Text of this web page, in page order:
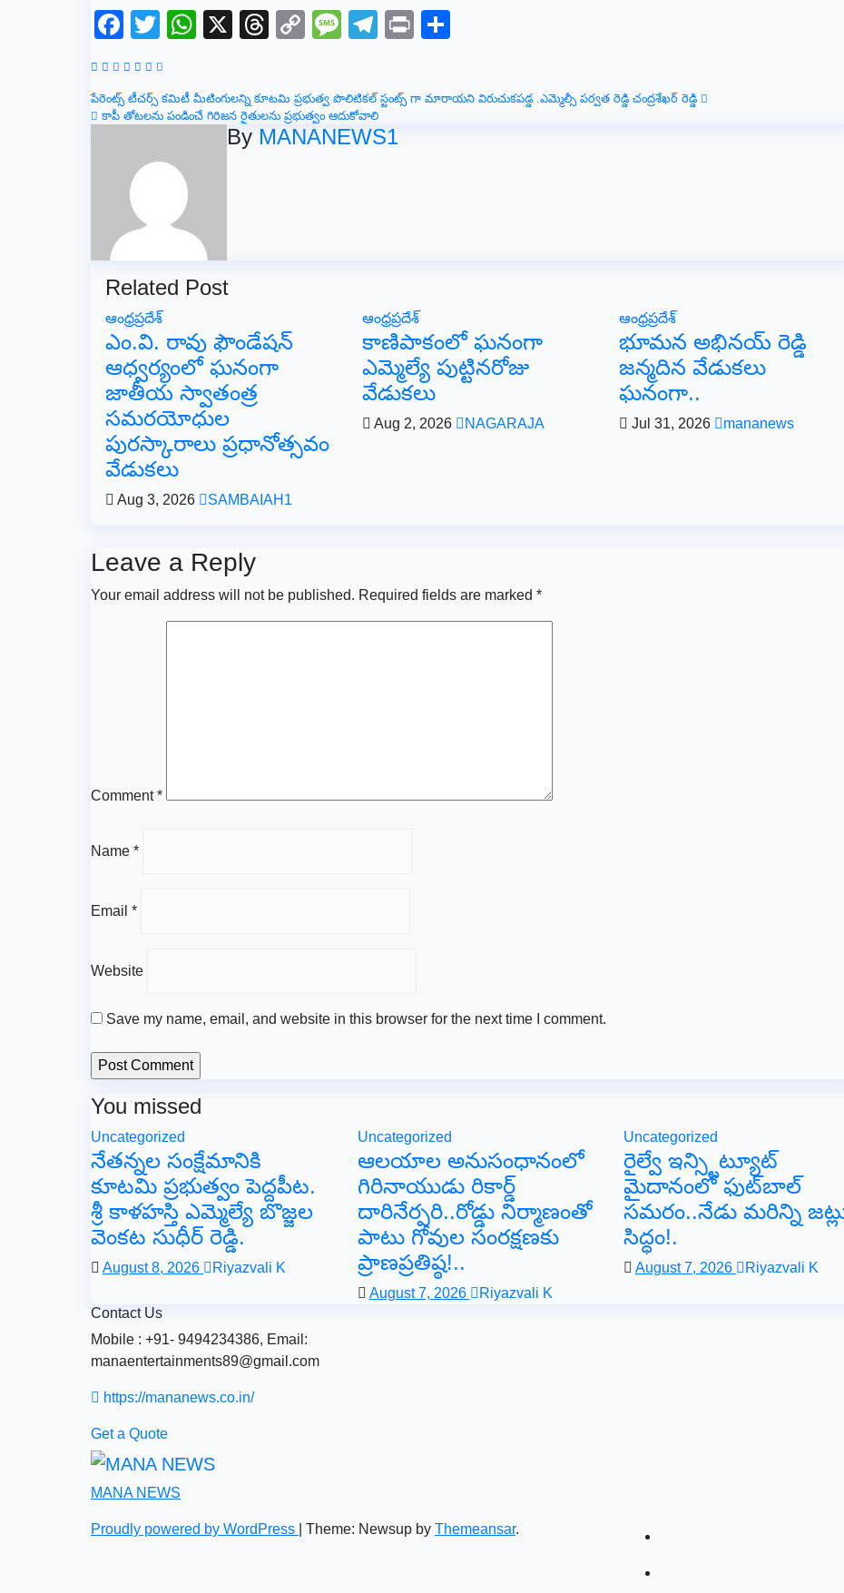
Facebook
TwitterWhatsApp
X Threads
CopyMessage
Telegram
Print
Post
పేరెంట్స్ టీచర్స్ కమిటీ మీటింగులన్ని కూటమి ప్రభుత్వ పొలిటికల్ స్టంట్స్ గా మారాయని విరుచుకపడ్డ .ఎమ్మెల్సీ పర్వత రెడ్డి చంద్రశేఖర్ రెడ్డి
కాపీ తోటలను పండించే గిరిజన రైతులను ప్రభుత్వం ఆదుకోవాలి
By MANANEWS1
Related Post
ఆంధ్రప్రదేశ్
ఎం.వి. రావు ఫౌండేషన్
ఆధ్వర్యంలో ఘనంగా
జాతీయ స్వాతంత్ర
సమరయోధుల
పురస్కారాలు ప్రధానోత్సవం
వేడుకలు
Aug 3, 2026 SAMBAIAH1
ఆంధ్రప్రదేశ్
కాణిపాకంలో ఘనంగా
ఎమ్మెల్యే పుట్టినరోజు
వేడుకలు
Aug 2, 2026 NAGARAJA
ఆంధ్రప్రదేశ్
భూమన అభినయ్ రెడ్డి
జన్మదిన వేడుకలు
ఘనంగా..
Jul 31, 2026 mananews
Leave a Reply
Your email address will not be published. Required fields are marked *
Comment*
Name *
Email *
Website
Save my name, email, and website in this browser for the next time I comment.
You missed
Uncategorized
నేతన్నల సంక్షేమానికి
కూటమి ప్రభుత్వం పెద్దపీట.
శ్రీ కాళహస్తి ఎమ్మెల్యే బొజ్జల
వెంకట సుధీర్ రెడ్డి.
August 8, 2026 Riyazvali K
Uncategorized
ఆలయాల అనుసంధానంలో
గిరినాయుడు రికార్డ్
దారినేర్పరి..రోడ్డు నిర్మాణంతో
పాటు గోవుల సంరక్షణకు
ప్రాణప్రతిష్ఠ!..
August 7, 2026 Riyazvali K
Uncategorized
రైల్వే ఇన్స్టిట్యూట్
మైదానంలో ఫుట్‌బాల్
సమరం..నేడు మరిన్ని
సిద్ధం!.
August 7, 2026 Riyazvali K
Contact Us
Mobile : +91- 9494234386, Email:
manaentertainments89@gmail.com
https://mananews.co.in/
Get a Quote
MANA NEWS
Proudly powered by WordPress Theme: Newsup by Themeansar.